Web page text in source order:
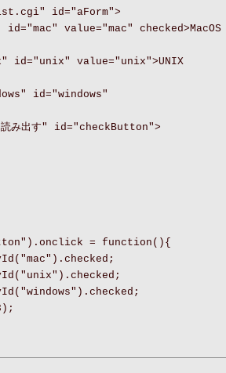
id="aForm">
value="mac" checked>MacOS
id="unix" value="unix">UNIX
id="windows"
み出す" id="checkButton">
= function(){